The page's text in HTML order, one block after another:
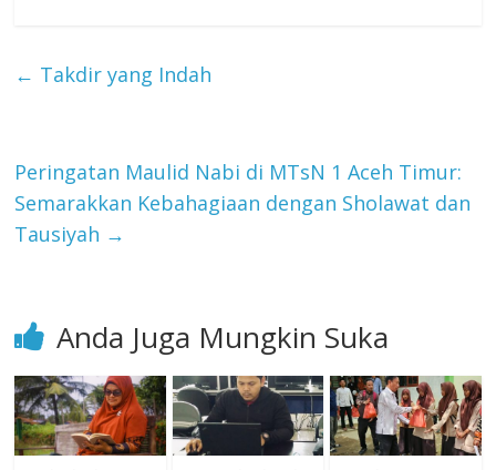
← Takdir yang Indah
Peringatan Maulid Nabi di MTsN 1 Aceh Timur:
Semarakkan Kebahagiaan dengan Sholawat dan
Tausiyah →
Anda Juga Mungkin Suka